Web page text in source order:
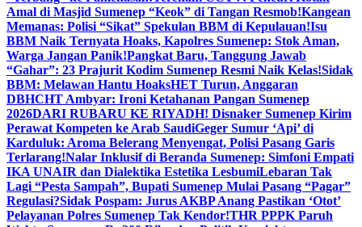
Amal di Masjid Sumenep “Keok” di Tangan Resmob!Kangean
Memanas: Polisi “Sikat” Spekulan BBM di Kepulauan!Isu
BBM Naik Ternyata Hoaks, Kapolres Sumenep: Stok Aman,
Warga Jangan Panik!Pangkat Baru, Tanggung Jawab
“Gahar”: 23 Prajurit Kodim Sumenep Resmi Naik Kelas!Sidak
BBM: Melawan Hantu HoaksHET Turun, Anggaran
DBHCHT Ambyar: Ironi Ketahanan Pangan Sumenep
2026DARI RUBARU KE RIYADH! Disnaker Sumenep Kirim
Perawat Kompeten ke Arab SaudiGeger Sumur ‘Api’ di
Karduluk: Aroma Belerang Menyengat, Polisi Pasang Garis
Terlarang!Nalar Inklusif di Beranda Sumenep: Simfoni Empati
IKA UNAIR dan Dialektika Estetika LesbumiLebaran Tak
Lagi “Pesta Sampah”, Bupati Sumenep Mulai Pasang “Pagar”
Regulasi?Sidak Pospam: Jurus AKBP Anang Pastikan ‘Otot’
Pelayanan Polres Sumenep Tak Kendor!THR PPPK Paruh